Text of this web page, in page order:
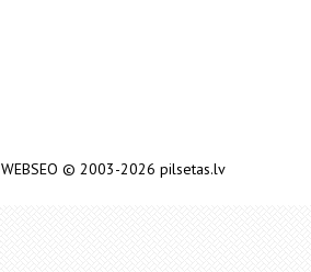
WEBSEO © 2003-2026 pilsetas.lv